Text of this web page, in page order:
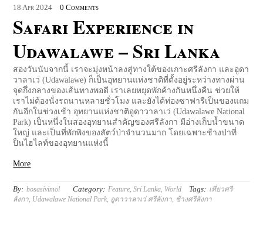
18 Apr 2024 0 Comments
Safari Experience in
Udawalawe – Sri Lanka
สองวันนับจากนี้ เราจะมุ่งหน้าลงสู่ทางใต้ของเกาะศรีลังกา และอูดา
วาลาเว่ (Udawalawe) ก็เป็นอุทยานแห่งชาติที่ตั้งอยู่ระหว่างทางผ่าน
จุดกึ่งกลางของเส้นทางพอดี เราเลยหยุดพักค้างกันหนึ่งคืน ช่วยให้
เราไม่ต้องนั่งรถนานหลายชั่วโมง และยังได้ท่องซาฟารีเป็นของแถม
กันอีกในช่วงเช้า อุทยานแห่งชาติอูดาวาลาเว่ (Udawalawe National
Park) เป็นหนึ่งในสองอุทยานสำคัญของศรีลังกา มีอ่างเก็บน้ำขนาด
ใหญ่ และเป็นที่พักพิงของสัตว์ป่าจำนวนมาก โดยเฉพาะช้างป่าที่
ป็นไฮไลท์ของอุทยานแห่งนี้
More
By: bosasivimol Category: Feature ,Sri Lanka World Tags: เที่ยวศรี
ลังกา Udawalawe National Park อูดาวาลาเว่ ศรีลังกา ช้างศรีลังกา